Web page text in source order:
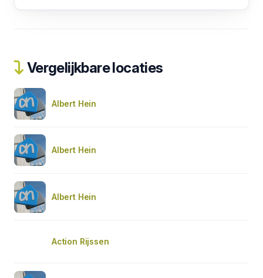
Vergelijkbare locaties
Albert Hein
Albert Hein
Albert Hein
Action Rijssen